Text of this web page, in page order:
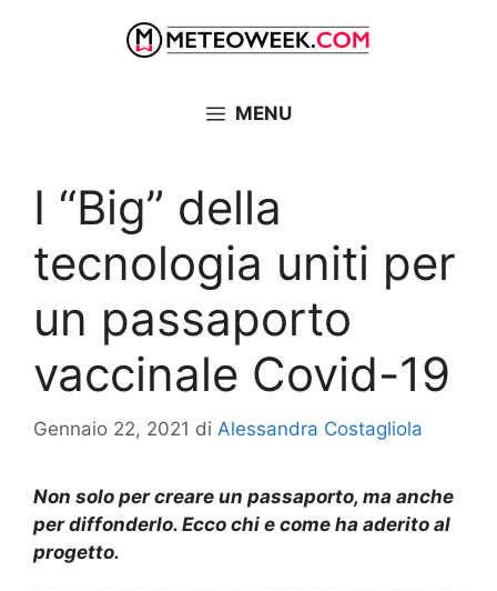
MENU
I “Big” della
tecnologia uniti per
un passaporto
vaccinale Covid-19
Gennaio 22, 2021 di Alessandra Costagliola
Non solo per creare un passaporto, ma anche
per diffonderlo. Ecco chi e come ha aderito al
progetto.